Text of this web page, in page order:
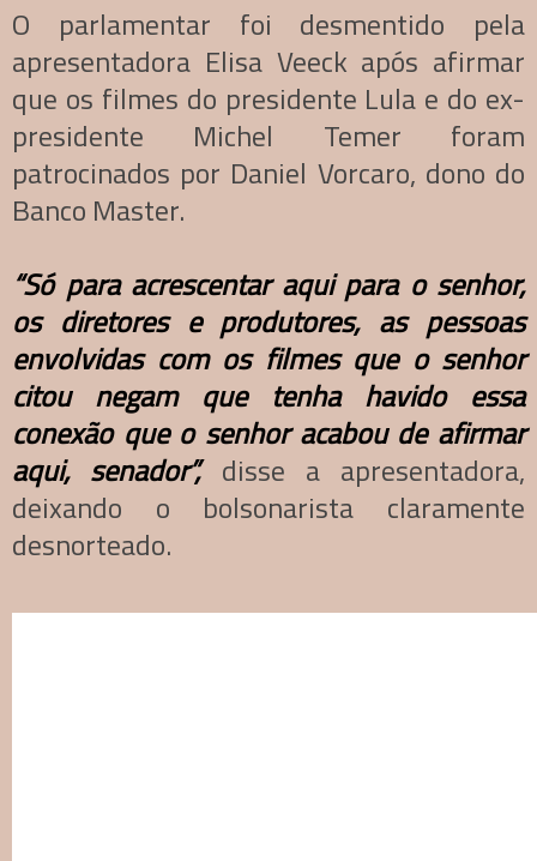
O parlamentar foi desmentido pela
apresentadora Elisa Veeck após afirmar
que os filmes do presidente Lula e do ex-
presidente Michel Temer foram
patrocinados por Daniel Vorcaro, dono do
Banco Master.
“Só para acrescentar aqui para o senhor,
os diretores e produtores, as pessoas
envolvidas com os filmes que o senhor
citou negam que tenha havido essa
conexão que o senhor acabou de afirmar
aqui, senador”,disse a apresentadora,
deixando o bolsonarista claramente
desnorteado.